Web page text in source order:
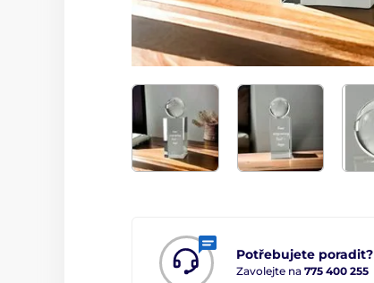
Potřebujete poradit?
Zavolejte na 775 400 255